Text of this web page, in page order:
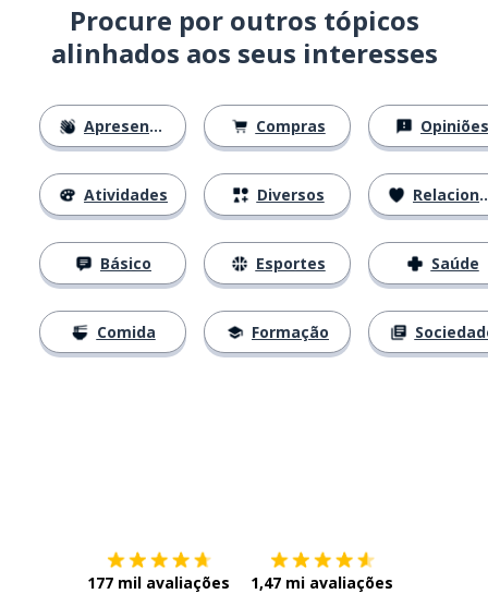
Procure por outros tópicos
alinhados aos seus interesses
Apresentações
Atividades
Básico
Comida
Compras
Diversos
Esportes
Formação
Opiniões
Relacionamentos
Saúde
177 mil avaliações 1,47 mi avaliações